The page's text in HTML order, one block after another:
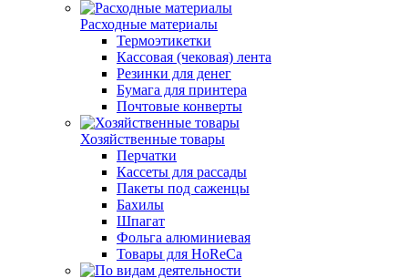
Расходные материалы
Термоэтикетки
Кассовая (чековая) лента
Резинки для денег
Бумага для принтера
Почтовые конверты
Хозяйственные товары
Перчатки
Кассеты для рассады
Пакеты под саженцы
Бахилы
Шпагат
Фольга алюминиевая
Товары для HoReCa